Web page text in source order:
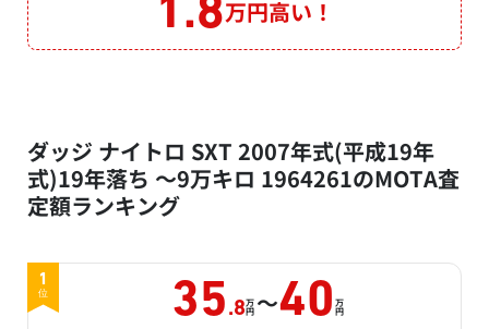
1.8万円高い！
ダッジ ナイトロ SXT 2007年式(平成19年
式)19年落ち ～9万キロ 1964261のMOTA査
定額ランキング
1
位 35 .8万
円 ～40 万
円